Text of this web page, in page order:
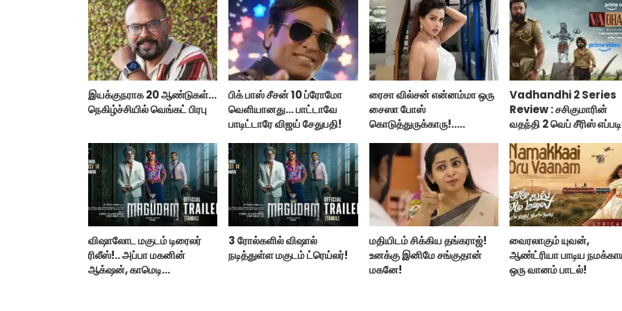
இயக்குநராக 20 ஆண்டுகள்...
நெகிழ்ச்சியில் வெங்கட் பிரபு
பிக் பாஸ் சீசன் 10 ப்ரோமோ
வெளியானது... பாட்டாவே
பாடிட்டாரே விஜய் சேதுபதி!
ரைசா வில்சன் என்னம்மா ஒரு
சைஸா போஸ்
கொடுத்துருக்காரு!..
Vadhandhi 2 Series
Review : சசிகுமாரின்
வதந்தி 2 வெப் சீரிஸ் எப்படி
விமர்சனம்!
விஷாலோட மகுடம் டிரைலர்
ரிலீஸ்!.. அப்பா மகனின்
ஆக்‌ஷன், காமெடி
3 ரோல்களில் விஷால்
நடித்துள்ள மகுடம் ட்ரெய்லர்!
மதியிடம் சிக்கிய தங்கராஜ்!
உனக்கு இனிமே சங்குதான்
மகனே!
வைரலாகும் யுவன்,
ஆண்ட்ரியா பாடிய
ஒரு வானம் பாடல்!